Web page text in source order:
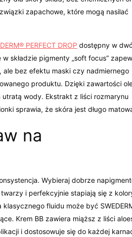
zapachowe, które mogą nasilać
PERFECT DROP dostępny w
składzie pigmenty „soft focus”
ale bez efektu maski czy nadmiernego
produktu. Dzięki zawartości
utratą wody. Ekstrakt z liści rozmarynu
sprawia, że skóra jest długo
na
Wybieraj dobrze
i perfekcyjnie stapiają się z
fluidu może być
Krem BB zawiera miąższ z liści
i dostosowuje się do każdej